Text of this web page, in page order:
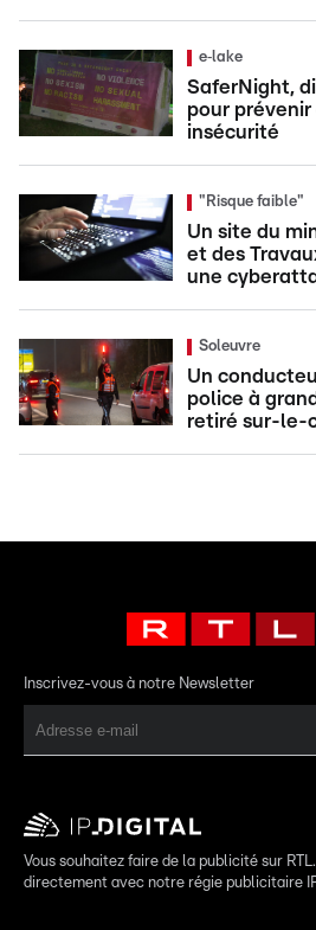
e‑lake
SaferNight,
pour
insécurité
"Risque faible"
Un site du
et des
une
Soleuvre
Un
police à
retiré sur-le-
Inscrivez-vous à notre Newsletter
Vous souhaitez faire de la publicité sur
directement avec notre régie publicitaire